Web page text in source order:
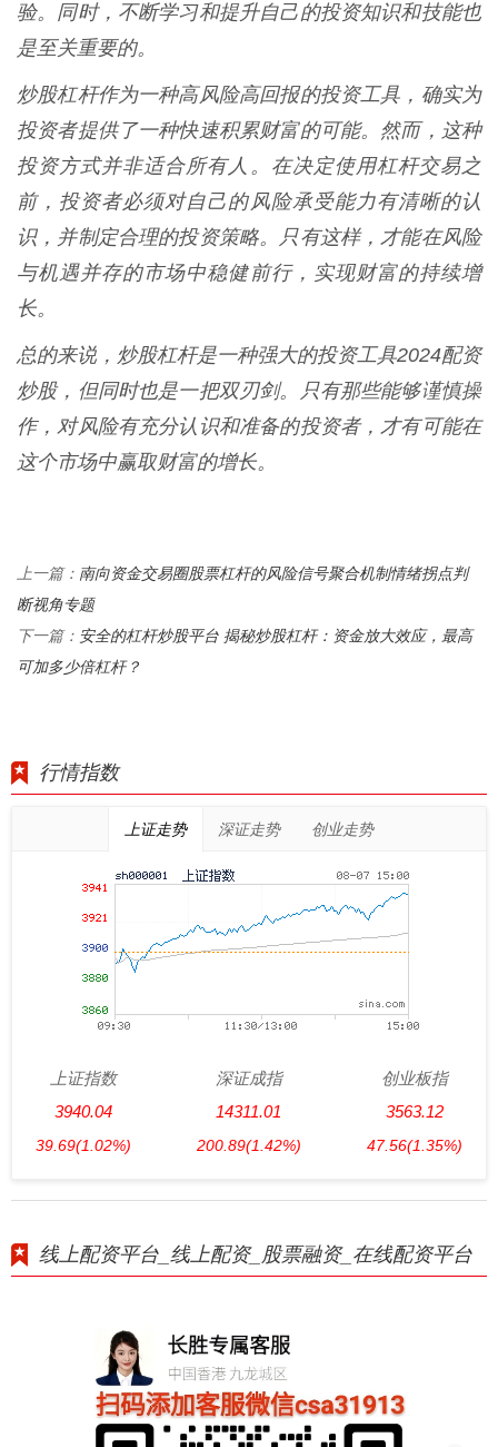
验。同时，不断学习和提升自己的投资知识和技能也
是至关重要的。
炒股杠杆作为一种高风险高回报的投资工具，确实为
投资者提供了一种快速积累财富的可能。然而，这种
投资方式并非适合所有人。在决定使用杠杆交易之
前，投资者必须对自己的风险承受能力有清晰的认
识，并制定合理的投资策略。只有这样，才能在风险
与机遇并存的市场中稳健前行，实现财富的持续增
长。
总的来说，炒股杠杆是一种强大的投资工具2024配资
炒股，但同时也是一把双刃剑。只有那些能够谨慎操
作，对风险有充分认识和准备的投资者，才有可能在
这个市场中赢取财富的增长。
上一篇： 南向资金交易圈股票杠杆的风险信号聚合机制情绪拐点判
断视角专题
下一篇： 安全的杠杆炒股平台 揭秘炒股杠杆：资金放大效应，最高
可加多少倍杠杆？
行情指数
上证走势 深证走势 创业走势
上证指数
3940.04
39.69(1.02%)
深证成指
14311.01
200.89(1.42%)
创业板指
3563.12
47.56(1.35%)
线上配资平台_线上配资_股票融资_在线配资平台